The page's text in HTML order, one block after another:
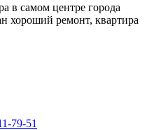
в самом центре города
хороший ремонт, квартира
79-51